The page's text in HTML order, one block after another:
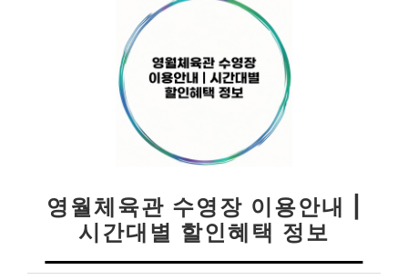
영월체육관 수영장 이용안내 |
시간대별 할인혜택 정보